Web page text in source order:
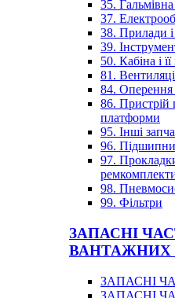
35.
37.
38. Прилади
39.
50. Кабіна і
81.
84. Оперення
86. Пристрій
платформи
95. Інші
96.
97.
98.
99. Фільтри
ЗАПАСНІ
ВАНТАЖНИХ
ЗАПАСНІ
ЗАПАСНІ